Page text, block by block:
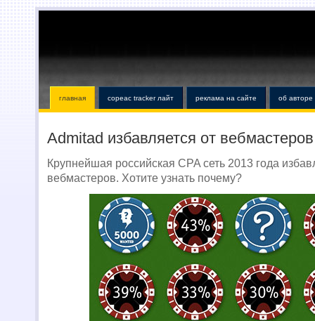
главная copeac tracker лайт реклама на сайте об авторе
Admitad избавляется от вебмастеров
Крупнейшая российская CPA сеть 2013 года
вебмастеров. Хотите узнать почему?